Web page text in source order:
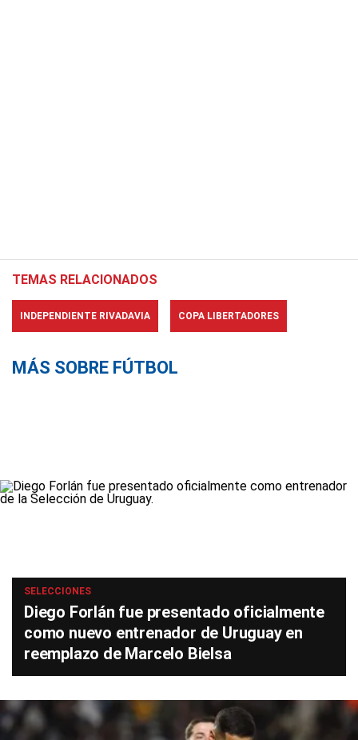
TEMAS RELACIONADOS
INDEPENDIENTE RIVADAVIA COPA LIBERTADORES
MÁS SOBRE FÚTBOL
SELECCIONES
Diego Forlán fue presentado oficialmente
como nuevo entrenador de Uruguay en
reemplazo de Marcelo Bielsa